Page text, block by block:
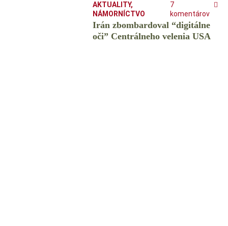
AKTUALITY,
NÁMORNÍCTVO
7
komentárov
Irán zbombardoval “digitálne
oči” Centrálneho velenia USA